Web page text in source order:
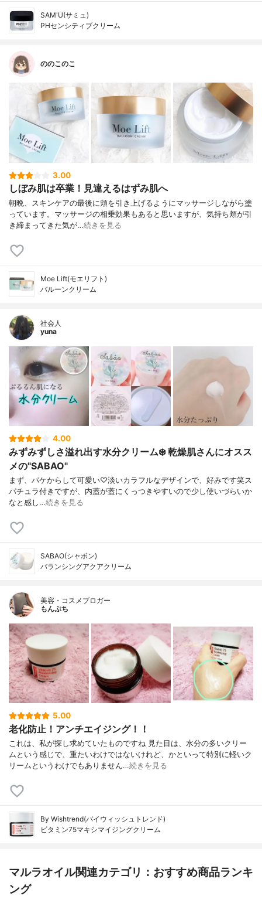
SAM'U(サミュ)
PHセンシティブクリーム
ののこのこ
3.00
しぼみ肌は卒業！見違えるはずみ肌へ
朝晩、スキンケアの最後に頬を引き上げるようにマッサージしながら塗
っています。マッサージの相乗効果もあると思いますが、気持ち頬が引
き締まってきた気が…続きを見る
Moe Lift(モエリフト)
バルーンクリーム
社会人
yuna
4.00
みずみずしさ溢れ出す水分クリーム❄️ 乾燥肌さんにオスス
メの"SABAO"
まず、パケからして可愛い♡淡いカラフルなデザインで、好みです笑ス
パチュラ付きですが、内蓋が蓋にくっつきやすいので少し使いづらいか
なと感し…続きを見る
SABAO(シャボン)
バランシングアクアクリーム
美容・コスメブロガー
もんぷち
5.00
老化防止！アンチエイジング！！
これは、私が探し求めていたものですね 見た目は、水分の多いクリー
ムという感じで、重たいわけではないけれど、かといって特別に軽いク
リームというわけでもありません…続きを見る
By Wishtrend(バイウィッシュトレンド)
ビタミン75マキシマイジングクリーム
マルラオイル関連カテゴリ：おすすめ商品ランキ
ング